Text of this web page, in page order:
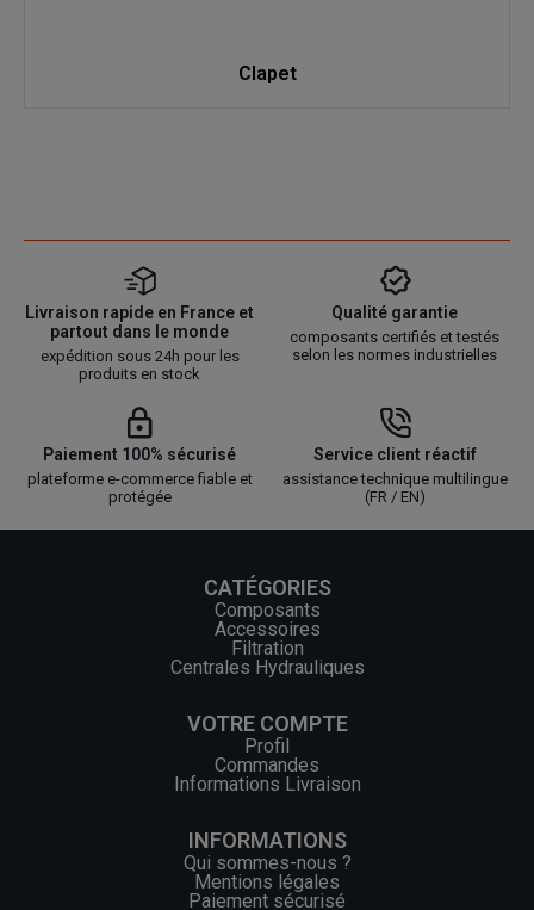
Clapet
Livraison rapide en France et
partout dans le monde
expédition sous 24h pour les
produits en stock
Qualité garantie
composants certifiés et testés
selon les normes industrielles
Paiement 100% sécurisé
plateforme e-commerce fiable et
protégée
Service client réactif
assistance technique multilingue
(FR / EN)
CATÉGORIES
Composants
Accessoires
Filtration
Centrales Hydrauliques
VOTRE COMPTE
Profil
Commandes
Informations Livraison
INFORMATIONS
Qui sommes-nous ?
Mentions légales
Paiement sécurisé